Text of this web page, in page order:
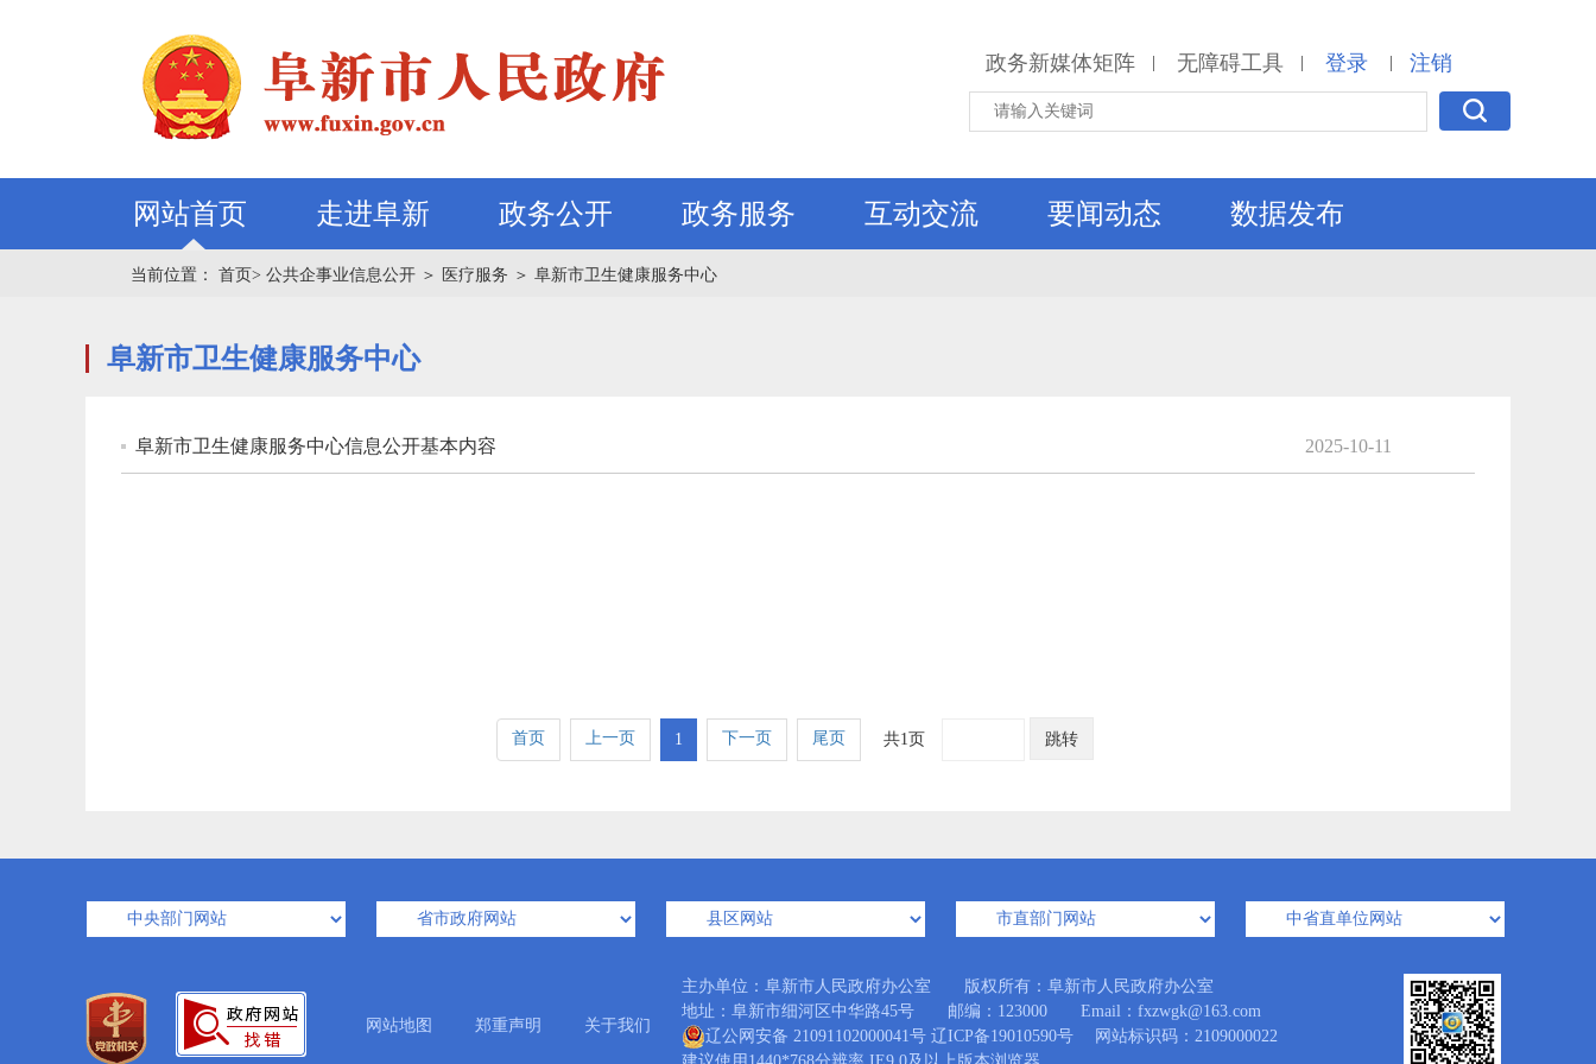
政务新媒体矩阵 | 无障碍工具 | 登录 | 注销
网站首页 走进阜新 政务公开 政务服务 互动交流 要闻动态 数据发布
当前位置： 首页> 公共企事业信息公开 ＞ 医疗服务 ＞ 阜新市卫生健康服务中心
阜新市卫生健康服务中心
阜新市卫生健康服务中心信息公开基本内容 2025-10-11
首页 上一页 1 下一页 尾页 共1页 跳转
网站地图 郑重声明 关于我们
主办单位：阜新市人民政府办公室 版权所有：阜新市人民政府办公室
地址：阜新市细河区中华路45号 邮编：123000 Email：fxzwgk@163.com
辽公网安备 21091102000041号 辽ICP备19010590号 网站标识码：2109000022